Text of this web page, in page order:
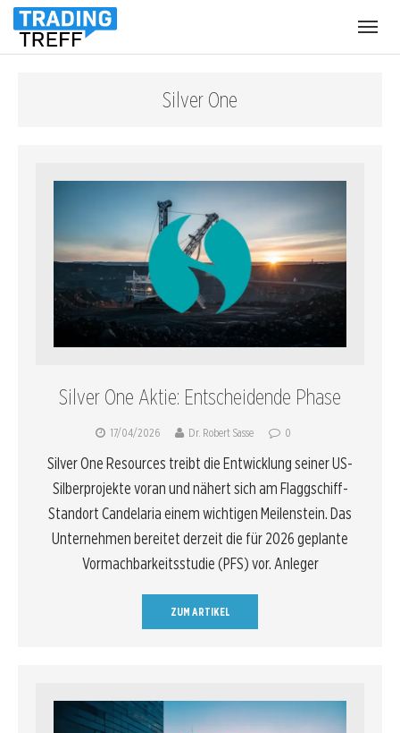
Silver One
Silver One Aktie: Entscheidende Phase
17/04/2026 Dr. Robert Sasse 0
Silver One Resources treibt die Entwicklung seiner US-
Silberprojekte voran und nähert sich am Flaggschiff-
Standort Candelaria einem wichtigen Meilenstein. Das
Unternehmen bereitet derzeit die für 2026 geplante
Vormachbarkeitsstudie (PFS) vor. Anleger
ZUM ARTIKEL